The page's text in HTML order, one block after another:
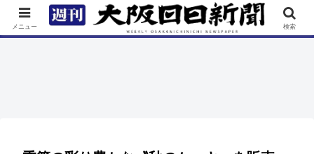
TOP 特集 ニュース 連載 街ネタ イベント
メニュー 検索